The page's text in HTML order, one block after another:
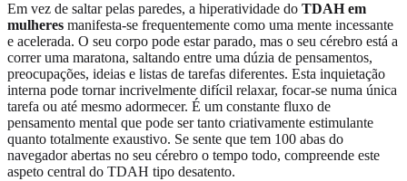
Em vez de saltar pelas paredes, a hiperatividade do TDAH em
mulheres manifesta-se frequentemente como uma mente incessante
e acelerada. O seu corpo pode estar parado, mas o seu cérebro está a
correr uma maratona, saltando entre uma dúzia de pensamentos,
preocupações, ideias e listas de tarefas diferentes. Esta inquietação
interna pode tornar incrivelmente difícil relaxar, focar-se numa única
tarefa ou até mesmo adormecer. É um constante fluxo de
pensamento mental que pode ser tanto criativamente estimulante
quanto totalmente exaustivo. Se sente que tem 100 abas do
navegador abertas no seu cérebro o tempo todo, compreende este
aspeto central do TDAH tipo desatento.